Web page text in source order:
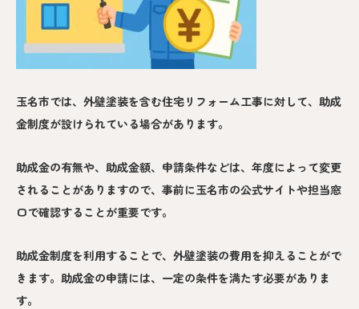
玉名市では、外壁塗装を含む住宅リフォーム工事に対して、助成
金制度が設けられている場合があります。
助成金の有無や、助成金額、申請条件などは、年度によって変更
されることがありますので、事前に玉名市の公式サイトや担当窓
口で確認することが重要です。
助成金制度を利用することで、外壁塗装の費用を抑えることがで
きます。助成金の申請には、一定の条件を満たす必要がありま
す。